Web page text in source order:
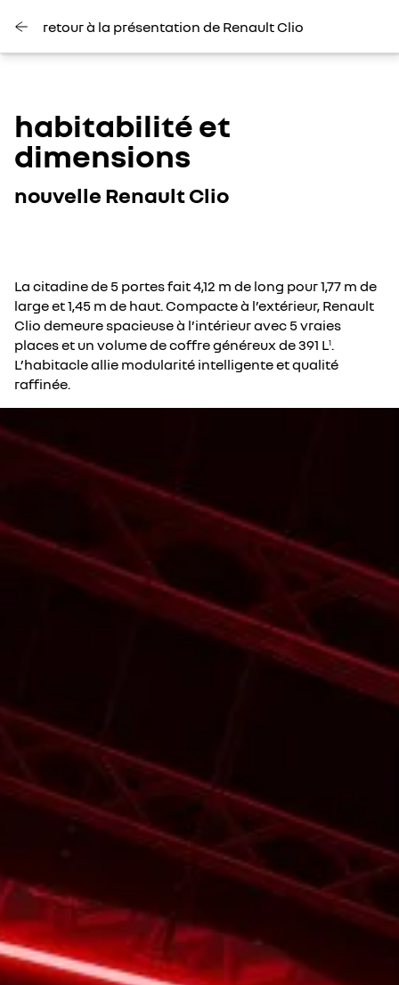
retour à la présentation de Renault Clio
habitabilité et
dimensions
nouvelle Renault Clio
La citadine de 5 portes fait 4,12 m de long pour 1,77 m de
large et 1,45 m de haut. Compacte à l’extérieur, Renault
Clio demeure spacieuse à l’intérieur avec 5 vraies
places et un volume de coffre généreux de 391 L1.
L’habitacle allie modularité intelligente et qualité
raffinée.